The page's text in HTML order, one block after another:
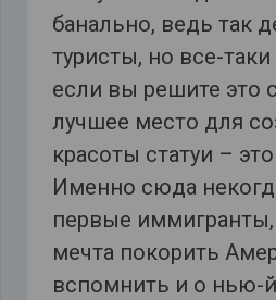
банально, ведь так
туристы, но все-
если вы решите это
лучшее место для
красоты статуи –
Именно сюда
первые
мечта покорить
вспомнить и о нью-